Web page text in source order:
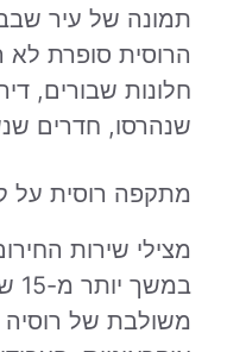
תמונה של עיר
הרוסית סופרת
חלונות שבורים,
שנהרסו, חדרים
מתקפה רוסית על
מצילי שירות
משולבת של רוסיה